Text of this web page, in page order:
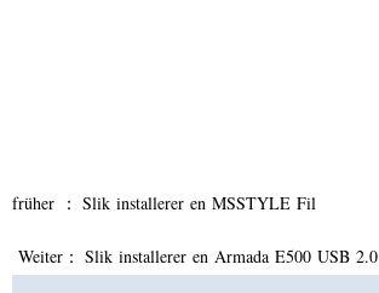
früher ： Slik installerer en MSSTYLE Fil
Weiter： Slik installerer en Armada E500 USB 2.0